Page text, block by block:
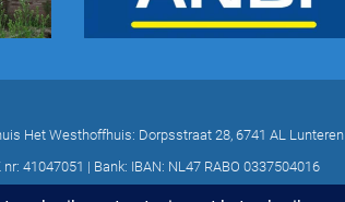
Het Westhoffhuis: Dorpsstraat 28, 6741 AL Lunteren
41047051 | Bank: IBAN: NL47 RABO 0337504016
EYE-GRAPHICS, OTTERLO